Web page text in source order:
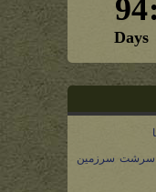
سرشت سرزمین